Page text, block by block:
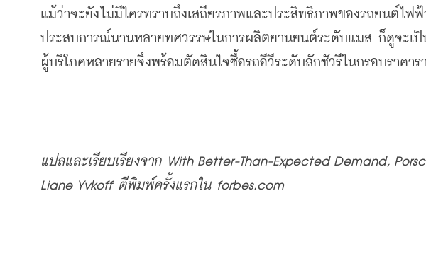
แม้ว่าจะยังไม่มีใครทราบถึงเสถียรภาพและประสิทธิภาพของรถยนต์ไฟฟ้
ประสบการณ์นานหลายทศวรรษในการผลิตยานยนต์ระดับแมส ก็ดูจะเ
ผู้บริโภคหลายรายจึงพร้อมตัดสินใจซื้อรถอีวีระดับลักชัวรีในกรอบราคาร
แปลและเรียบเรียงจาก With Better-Than-Expected Demand,
Liane Yvkoff ตีพิมพ์ครั้งแรกใน forbes.com